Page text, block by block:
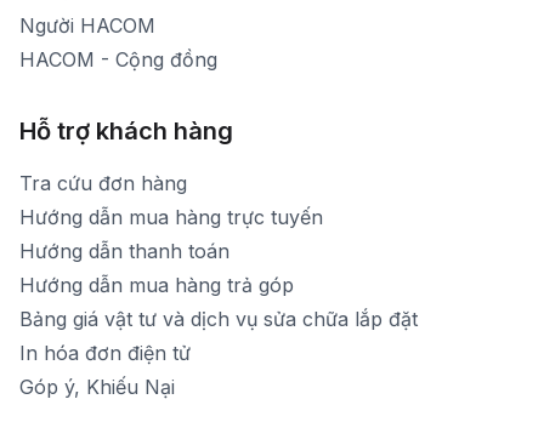
Người HACOM
HACOM - Cộng đồng
Hỗ trợ khách hàng
Tra cứu đơn hàng
Hướng dẫn mua hàng trực tuyến
Hướng dẫn thanh toán
Hướng dẫn mua hàng trả góp
Bảng giá vật tư và dịch vụ sửa chữa lắp đặt
In hóa đơn điện tử
Góp ý, Khiếu Nại